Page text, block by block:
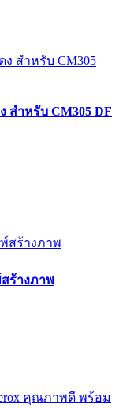
สำหรับ CM305 DF
ร้างภาพ